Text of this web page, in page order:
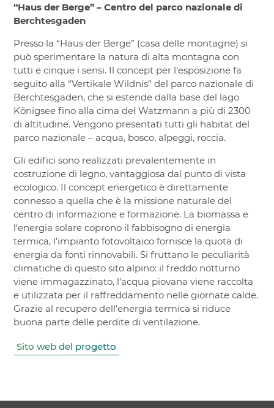
“Haus der Berge” – Centro del parco nazionale di
Berchtesgaden
Presso la “Haus der Berge” (casa delle montagne) si
può sperimentare la natura di alta montagna con
tutti e cinque i sensi. Il concept per l‘esposizione fa
seguito alla “Vertikale Wildnis” del parco nazionale di
Berchtesgaden, che si estende dalla base del lago
Königsee fino alla cima del Watzmann a più di 2300
di altitudine. Vengono presentati tutti gli habitat del
parco nazionale – acqua, bosco, alpeggi, roccia.
Gli edifici sono realizzati prevalentemente in
costruzione di legno, vantaggiosa dal punto di vista
ecologico. Il concept energetico è direttamente
connesso a quella che è la missione naturale del
centro di informazione e formazione. La biomassa e
l‘energia solare coprono il fabbisogno di energia
termica, l’impianto fotovoltaico fornisce la quota di
energia da fonti rinnovabili. Si fruttano le peculiarità
climatiche di questo sito alpino: il freddo notturno
viene immagazzinato, l’acqua piovana viene raccolta
e utilizzata per il raffreddamento nelle giornate calde.
Grazie al recupero dell’energia termica si riduce
buona parte delle perdite di ventilazione.
Sito web del progetto